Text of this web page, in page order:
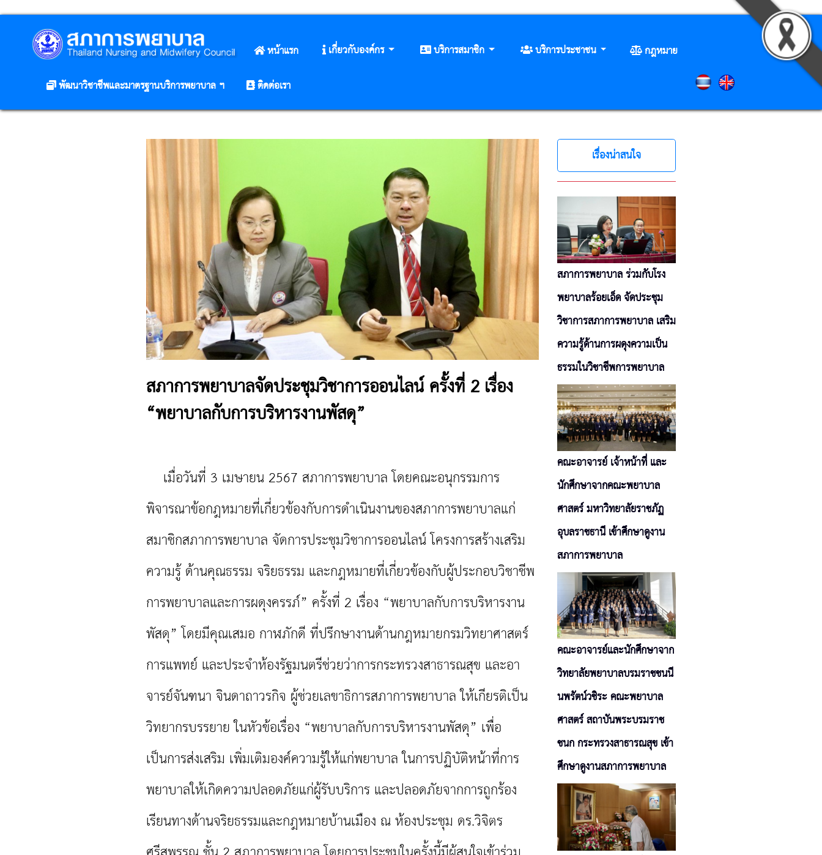
หน้าแรก เกี่ยวกับองค์กร บริการสมาชิก บริการประชาชน
กฎหมาย
พัฒนาวิชาชีพและมาตรฐานบริการพยาบาล ฯ
ติดต่อเรา
สภาการพยาบาลจัดประชุมวิชาการออนไลน์ ครั้งที่ 2 เรื่อง
“พยาบาลกับการบริหารงานพัสดุ”
เมื่อวันที่ 3 เมษายน 2567 สภาการพยาบาล โดยคณะอนุกรรมการ
พิจารณาข้อกฎหมายที่เกี่ยวข้องกับการดำเนินงานของสภาการพยาบาลแก่
สมาชิกสภาการพยาบาล จัดการประชุมวิชาการออนไลน์ โครงการสร้างเสริม
ความรู้ด้านคุณธรรม จริยธรรม และกฎหมายที่เกี่ยวข้องกับผู้ประกอบวิชาชีพ
การพยาบาลและการผดุงครรภ์” ครั้งที่ 2 เรื่อง “พยาบาลกับการบริหารงาน
พัสดุ” โดยมีคุณเสมอ กาฬภักดี ที่ปรึกษางานด้านกฎหมายกรมวิทยาศาสตร์
การแพทย์และประจำห้องรัฐมนตรีช่วยว่าการกระทรวงสาธารณสุข และอา
จารย์จันฑนา จินดาถาวรกิจ ผู้ช่วยเลขาธิการสภาการพยาบาลให้เกียรติเป็น
วิทยากรบรรยาย ในหัวข้อเรื่อง “พยาบาลกับการบริหารงานพัสดุ” เพื่อ
เป็นการส่งเสริม เพิ่มเติมองค์ความรู้ให้แก่พยาบาล ในการปฏิบัติหน้าที่การ
พยาบาลให้เกิดความปลอดภัยแก่ผู้รับบริการ และปลอดภัยจากการถูกร้อง
เรียนทางด้านจริยธรรมและกฎหมายบ้านเมือง ณ ห้องประชุม ดร.วิจิตร
เรื่องน่าสนใจ
สภาการพยาบาล ร่วมกับโรง
พยาบาลร้อยเอ็ด จัดประชุม
วิชาการสภาการพยาบาล เสริม
ความรู้ด้านการผดุงความเป็น
ธรรมในวิชาชีพการพยาบาล
คณะอาจารย์ เจ้าหน้าที่ และ
นักศึกษาจากคณะพยาบาล
ศาสตร์ มหาวิทยาลัยราชภัฏ
อุบลราชธานี เข้าศึกษาดูงาน
สภาการพยาบาล
คณะอาจารย์และนักศึกษาจาก
วิทยาลัยพยาบาลบรมราชชนนี
นพรัตน์วชิระ คณะพยาบาล
ศาสตร์ สถาบันพระบรมราช
ชนก กระทรวงสาธารณสุข เข้า
ศึกษาดูงานสภาการพยาบาล